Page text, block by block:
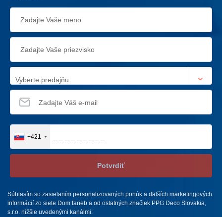
Vyberte predajňu
+421
Potvrdiť
Súhlasím so zasielaním personalizovaných ponúk a ďalších marketingových
informácií zo siete Dom farieb a od ostatných značiek PPG Deco Slovakia,
s.r.o. nižšie uvedenými kanálmi: